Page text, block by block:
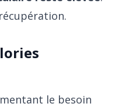
le besoin